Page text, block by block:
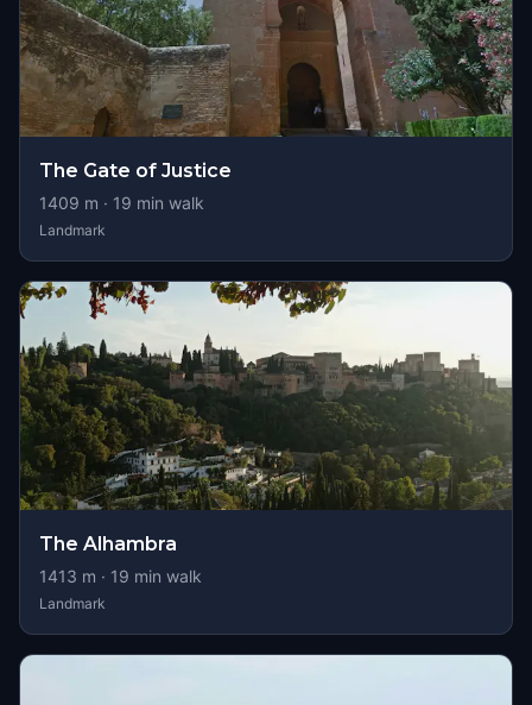
The Gate of Justice
1409 m · 19 min walk
Landmark
The Alhambra
1413 m · 19 min walk
Landmark